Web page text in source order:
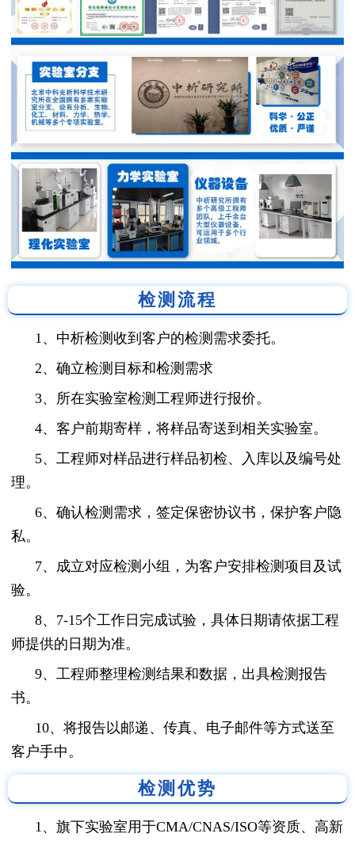
检测流程
1、中析检测收到客户的检测需求委托。
2、确立检测目标和检测需求
3、所在实验室检测工程师进行报价。
4、客户前期寄样，将样品寄送到相关实验室。
5、工程师对样品进行样品初检、入库以及编号处
理。
6、确认检测需求，签定保密协议书，保护客户隐
私。
7、成立对应检测小组，为客户安排检测项目及试
验。
8、7-15个工作日完成试验，具体日期请依据工程
师提供的日期为准。
9、工程师整理检测结果和数据，出具检测报告
书。
10、将报告以邮递、传真、电子邮件等方式送至
客户手中。
检测优势
1、旗下实验室用于CMA/CNAS/ISO等资质、高新